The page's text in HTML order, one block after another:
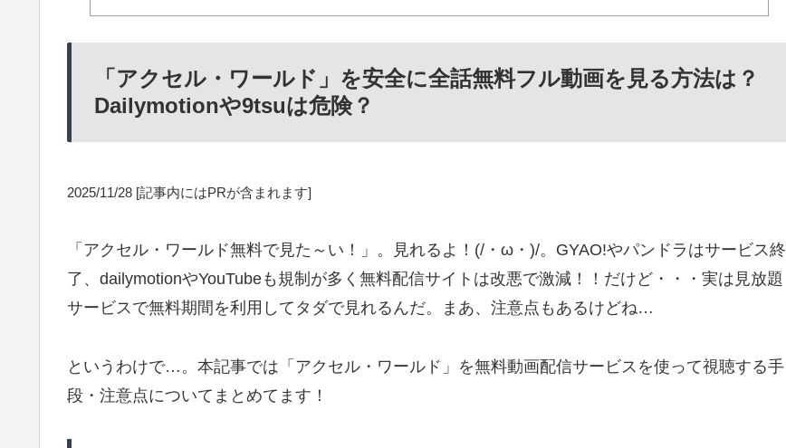
「アクセル・ワールド」を安全に全話無料フル動画を見る方法は？
Dailymotionや9tsuは危険？
2025/11/28 [記事内にはPRが含まれます]
「アクセル・ワールド無料で見た～い！」。見れるよ！(/・ω・)/。GYAO!やパンドラはサービス終
了、dailymotionやYouTubeも規制が多く無料配信サイトは改悪で激減！！だけど・・・実は見放題
サービスで無料期間を利用してタダで見れるんだ。まあ、注意点もあるけどね…
というわけで…。本記事では「アクセル・ワールド」を無料動画配信サービスを使って視聴する手
段・注意点についてまとめてます！